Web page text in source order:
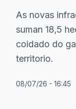
As novas
suman 18,5
coidado do
territorio.
08/07/26 - 16:45